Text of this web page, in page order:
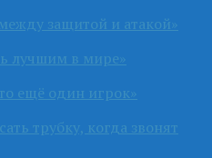
защитой и атакой»
лучшим в мире»
ещё один игрок»
трубку, когда звонят